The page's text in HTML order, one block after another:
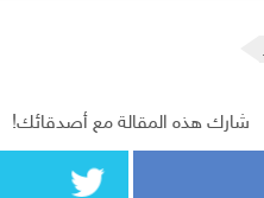
شارك هذه المقالة مع أصدقائك!